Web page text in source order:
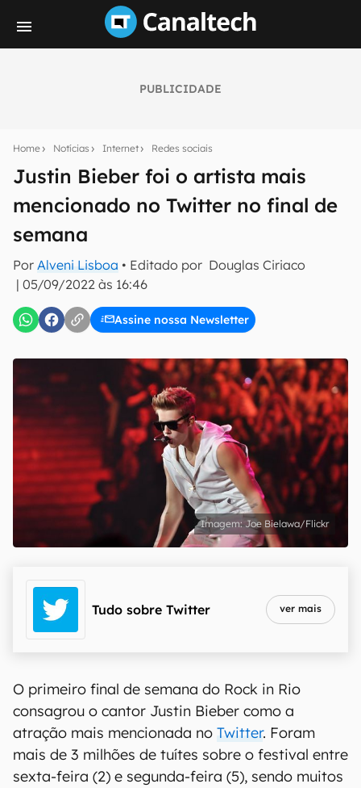
PUBLICIDADE
Home Notícias Internet Redes sociais
Justin Bieber foi o artista mais
mencionado no Twitter no final de
semana
Por Alveni Lisboa • Editado por Douglas Ciriaco
| 05/09/2022 às 16:46
Assine nossa Newsletter
notícias e reviews sobre tecnologia em primeira
mão.
E-mail
inscreva-se
Confirmo que li, aceito e concordo com os Termos de
Uso e Política de Privacidade do Canaltech.
Joe Bielawa/Flickr
Tudo sobre Twitter ver mais
O primeiro final de semana do Rock in Rio
consagrou o cantor Justin Bieber como a
atração mais mencionada no Twitter. Foram
mais de 3 milhões de tuítes sobre o festival entre
sexta-feira (2) e segunda-feira (5), sendo muitos